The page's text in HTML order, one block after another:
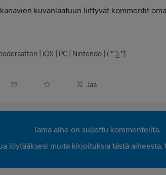
kuvanlaatuun liittyvät kommentit
| iOS | PC | Nintendo | ( ͡° ͜ʖ ͡°)
Jaa
Tämä aihe on suljettu kommenteilta.
löytääksesi muita kirjoituksia tästä aiheesta,